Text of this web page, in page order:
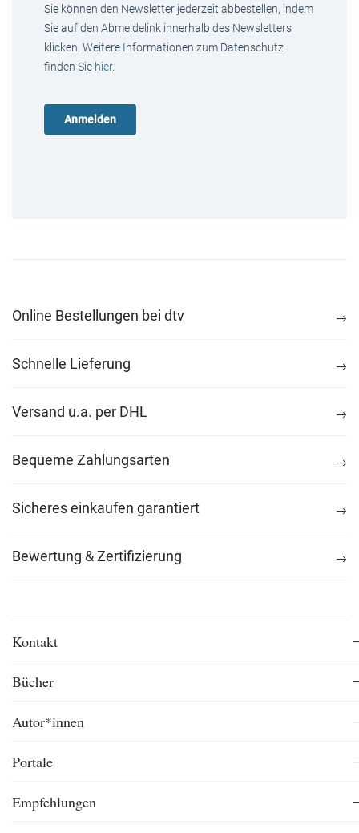
Sie können den Newsletter jederzeit abbestellen, indem
Sie auf den Abmeldelink innerhalb des Newsletters
klicken. Weitere Informationen zum Datenschutz
finden Sie hier.
Online Bestellungen bei dtv
Schnelle Lieferung
Versand u.a. per DHL
Bequeme Zahlungsarten
Sicheres einkaufen garantiert
Bewertung & Zertifizierung
Kontakt
Bücher
Autor*innen
Portale
Empfehlungen